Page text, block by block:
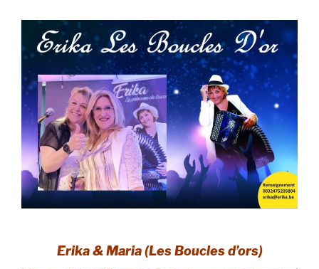
Erika & Maria (Les Boucles d’ors)